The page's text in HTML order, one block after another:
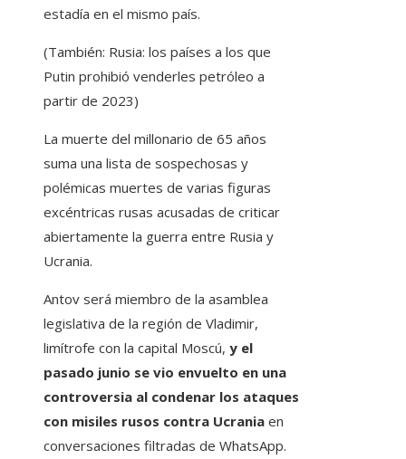
estadía en el mismo país.
(También: Rusia: los países a los que
Putin prohibió venderles petróleo a
partir de 2023)
La muerte del millonario de 65 años
suma una lista de sospechosas y
polémicas muertes de varias figuras
excéntricas rusas acusadas de criticar
abiertamente la guerra entre Rusia y
Ucrania.
Antov será miembro de la asamblea
legislativa de la región de Vladimir,
limítrofe con la capital Moscú, y el
pasado junio se vio envuelto en una
controversia al condenar los ataques
con misiles rusos contra Ucrania en
conversaciones filtradas de WhatsApp.